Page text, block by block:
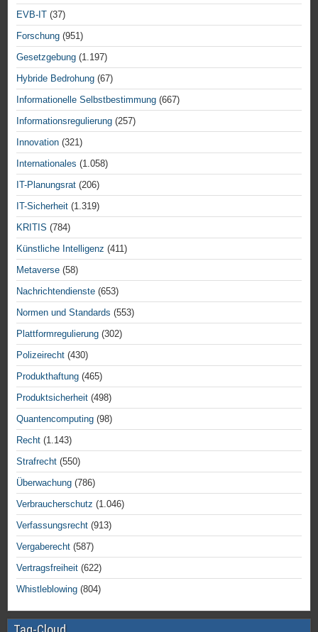
EVB-IT (37)
Forschung (951)
Gesetzgebung (1.197)
Hybride Bedrohung (67)
Informationelle Selbstbestimmung (667)
Informationsregulierung (257)
Innovation (321)
Internationales (1.058)
IT-Planungsrat (206)
IT-Sicherheit (1.319)
KRITIS (784)
Künstliche Intelligenz (411)
Metaverse (58)
Nachrichtendienste (653)
Normen und Standards (553)
Plattformregulierung (302)
Polizeirecht (430)
Produkthaftung (465)
Produktsicherheit (498)
Quantencomputing (98)
Recht (1.143)
Strafrecht (550)
Überwachung (786)
Verbraucherschutz (1.046)
Verfassungsrecht (913)
Vergaberecht (587)
Vertragsfreiheit (622)
Whistleblowing (804)